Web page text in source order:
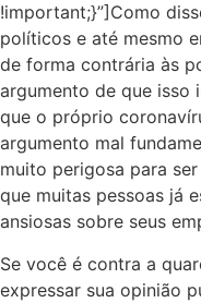
!important;}”]Como
políticos e até mesmo
de forma contrária às
argumento de que isso
que o próprio
argumento mal
muito perigosa para
que muitas pessoas já
ansiosas sobre seus
Se você é contra a
expressar sua opinião